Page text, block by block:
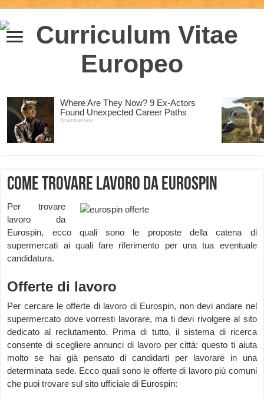
Come trovare lavoro da Eurospin
Per trovare
lavoro da
Eurospin, ecco quali sono le proposte della catena di
supermercati ai quali fare riferimento per una tua eventuale
candidatura.
Offerte di lavoro
Per cercare le offerte di lavoro di Eurospin, non devi andare nel
supermercato dove vorresti lavorare, ma ti devi rivolgere al sito
dedicato al reclutamento. Prima di tutto, il sistema di ricerca
consente di scegliere annunci di lavoro per città: questo ti aiuta
molto se hai già pensato di candidarti per lavorare in una
determinata sede. Ecco quali sono le offerte di lavoro più comuni
che puoi trovare sul sito ufficiale di Eurospin: